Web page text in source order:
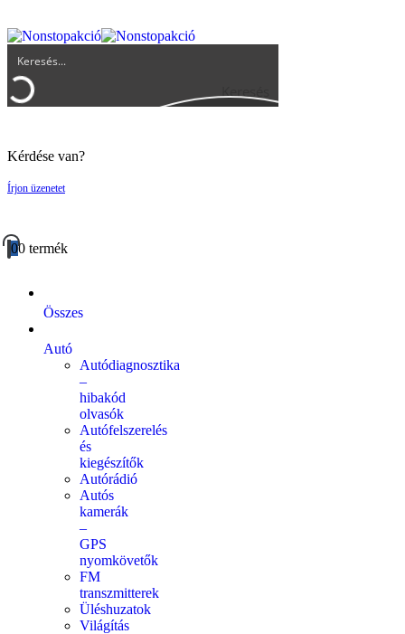
Keresés
Kérdése van?
Írjon üzenetet
00 termék
Összes
Autó
Autódiagnosztika
–
hibakód
olvasók
Autófelszerelés
és
kiegészítők
Autórádió
Autós
kamerák
–
GPS
nyomkövetők
FM
transzmitterek
Üléshuzatok
Világítás